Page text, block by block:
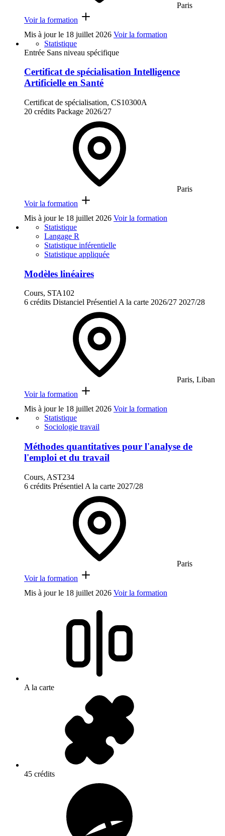
Paris
Voir la formation
Mis à jour le 18 juillet 2026 Voir la formation
Statistique
Entrée Sans niveau spécifique
Certificat de spécialisation Intelligence
Artificielle en Santé
Certificat de spécialisation, CS10300A
20 crédits Package 2026/27
Paris
Voir la formation
Mis à jour le 18 juillet 2026 Voir la formation
Statistique
Langage R
Statistique inférentielle
Statistique appliquée
Modèles linéaires
Cours, STA102
6 crédits Distanciel Présentiel A la carte 2026/27 2027/28
Paris, Liban
Voir la formation
Mis à jour le 18 juillet 2026 Voir la formation
Statistique
Sociologie travail
Méthodes quantitatives pour l'analyse de
l'emploi et du travail
Cours, AST234
6 crédits Présentiel A la carte 2027/28
Paris
Voir la formation
Mis à jour le 18 juillet 2026 Voir la formation
A la carte
45 crédits